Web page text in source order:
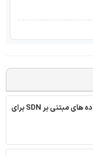
ترجمه مقاله امنیت انتقال داده های مبتنی بر SDN برای